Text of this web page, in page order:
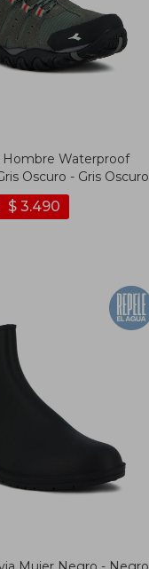
Hombre Waterproof
Oscuro - Gris Oscuro
$ 3.490